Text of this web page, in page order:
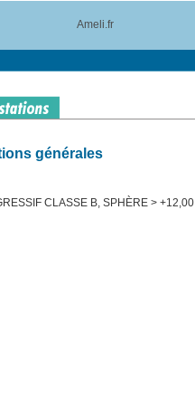
Ameli.fr
générales
CLASSE B, SPHÈRE > +12,00